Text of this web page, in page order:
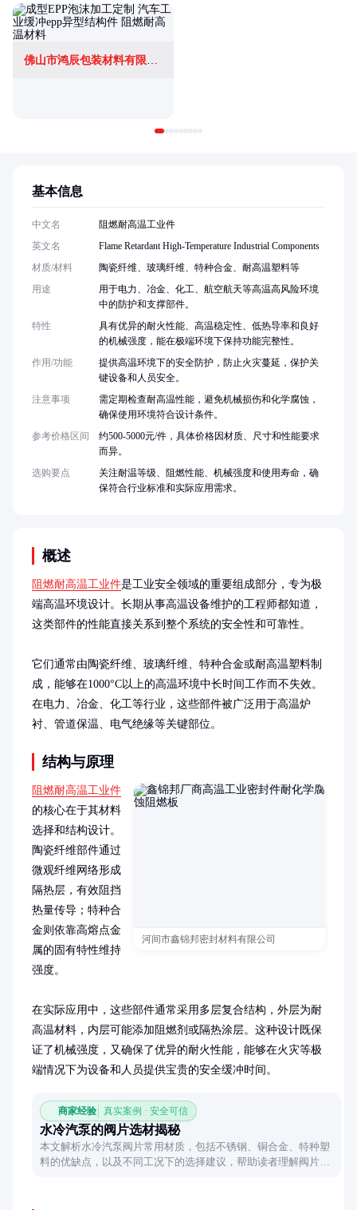
概述
阻燃耐高温工业件是工业安全领域的重要组成部分，专为极
端高温环境设计。长期从事高温设备维护的工程师都知道，
这类部件的性能直接关系到整个系统的安全性和可靠性。
它们通常由陶瓷纤维、玻璃纤维、特种合金或耐高温塑料制
成，能够在1000°C以上的高温环境中长时间工作而不失效。
在电力、冶金、化工等行业，这些部件被广泛用于高温炉
衬、管道保温、电气绝缘等关键部位。
结构与原理
河间市鑫锦邦密封材料有限公司
阻燃耐高温工业件
的核心在于其材料
选择和结构设计。
陶瓷纤维部件通过
微观纤维网络形成
隔热层，有效阻挡
热量传导；特种合
金则依靠高熔点金
属的固有特性维持
强度。
在实际应用中，这些部件通常采用多层复合结构，外层为耐
高温材料，内层可能添加阻燃剂或隔热涂层。这种设计既保
证了机械强度，又确保了优异的耐火性能，能够在火灾等极
端情况下为设备和人员提供宝贵的安全缓冲时间。
商家经验 真实案例 · 安全可信
水冷汽泵的阀片选材揭秘
本文解析水冷汽泵阀片常用材质，包括不锈钢、铜合金、特种塑
料的优缺点，以及不同工况下的选择建议，帮助读者理解阀片材
基本信息
中文名
阻燃耐高温工业件
英文名
Flame Retardant High-Temperature Industrial Components
材质/材料
陶瓷纤维、玻璃纤维、特种合金、耐高温塑料等
用途
用于电力、冶金、化工、航空航天等高温高风险环境
中的防护和支撑部件。
特性
具有优异的耐火性能、高温稳定性、低热导率和良好
的机械强度，能在极端环境下保持功能完整性。
作用/功能
提供高温环境下的安全防护，防止火灾蔓延，保护关
键设备和人员安全。
注意事项
需定期检查耐高温性能，避免机械损伤和化学腐蚀，
确保使用环境符合设计条件。
参考价格区间
约500-5000元/件，具体价格因材质、尺寸和性能要求
而异。
选购要点
关注耐温等级、阻燃性能、机械强度和使用寿命，确
保符合行业标准和实际应用需求。